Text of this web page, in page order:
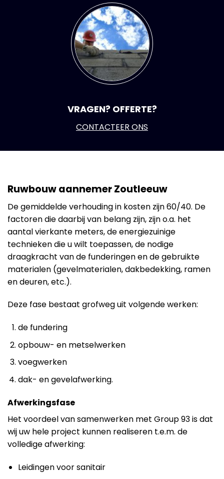
VRAGEN? OFFERTE?
CONTACTEER ONS
Ruwbouw aannemer Zoutleeuw
De gemiddelde verhouding in kosten zijn 60/40. De
factoren die daarbij van belang zijn, zijn o.a. het
aantal vierkante meters, de energiezuinige
technieken die u wilt toepassen, de nodige
draagkracht van de funderingen en de gebruikte
materialen (gevelmaterialen, dakbedekking, ramen
en deuren, etc.).
Deze fase bestaat grofweg uit volgende werken:
de fundering
opbouw- en metselwerken
voegwerken
dak- en gevelafwerking.
Afwerkingsfase
Het voordeel van samenwerken met Group 93 is dat
wij uw hele project kunnen realiseren t.e.m. de
volledige afwerking:
Leidingen voor sanitair